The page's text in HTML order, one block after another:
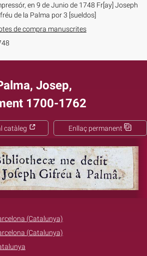
en 9 de Junio de 1748 Fr[ay] Joseph
de la Palma por 3 [sueldos]
de compra manuscrites
Josep,
1700-1762
Enllaç permanent
catàleg
(Catalunya)
(Catalunya)